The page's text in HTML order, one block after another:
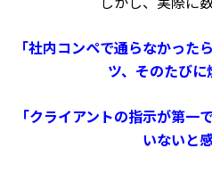
「社内コンペで通らなかった
ツ、そのたびに
「クライアントの指示が第一
いないと